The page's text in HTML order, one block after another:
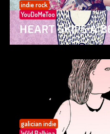
indie rock
YouDoMeToo
HEART SKIPS A
galician indie